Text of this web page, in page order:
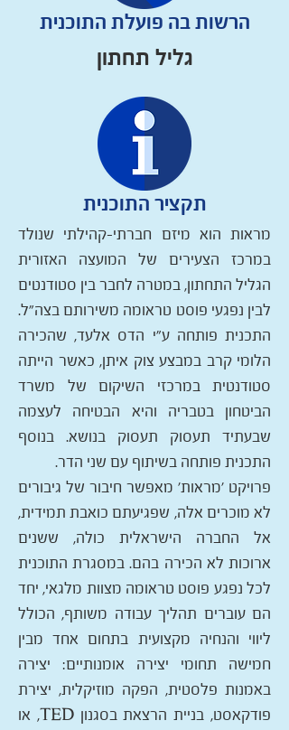
הרשות בה פועלת התוכנית
גליל תחתון
תקציר התוכנית
מראות הוא מיזם חברתי-קהילתי שנולד
במרכז הצעירים של המועצה האזורית
הגליל התחתון, במטרה לחבר בין סטודנטים
לבין נפגעי פוסט טראומה משירותם בצה"ל.
התכנית פותחה ע"י הדס אלעד, שהכירה
הלומי קרב במבצע צוק איתן, כאשר הייתה
סטודנטית במרכזי השיקום של משרד
הביטחון בטבריה והיא הבטיחה לעצמה
שבעתיד תעסוק תעסוק בנושא. בנוסף
התכנית פותחה בשיתוף עם שני הדר.
פרויקט 'מראות' מאפשר חיבור של גיבורים
לא מוכרים אלה, שפגיעתם כואבת תמידית,
אל החברה הישראלית כולה, ששנים
ארוכות לא הכירה בהם. במסגרת התוכנית
לכל נפגע פוסט טראומה מצוות מלגאי, יחד
הם עוברים תהליך עבודה משותף, הכולל
ליווי והנחיה מקצועית בתחום אחד מבין
חמישה תחומי יצירה אומנותיים: יצירה
באמנות פלסטית, הפקה מוזיקלית, יצירת
פודקאסט, בניית הרצאת בסגנון TED, או